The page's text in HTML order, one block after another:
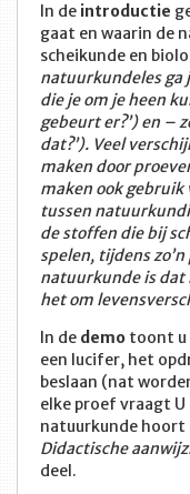
In de introductie
gaat en waarin de
scheikunde en
natuurkundeles ga
die je om je heen
gebeurt er?’) en –
dat?’). Veel
maken door
maken ook gebruik
tussen
de stoffen die bij
spelen, tijdens
natuurkunde is dat
het om
In de demo toont u
een lucifer, het
beslaan (nat
elke proef vraagt
natuurkunde hoort
Didactische
deel.